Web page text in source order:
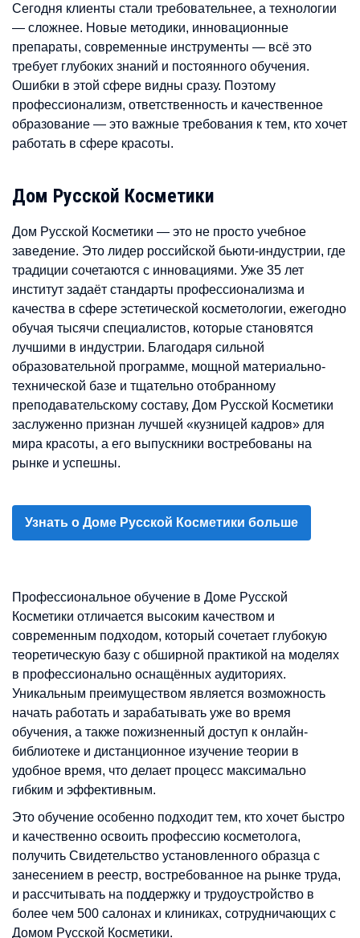
Сегодня клиенты стали требовательнее, а технологии
— сложнее. Новые методики, инновационные
препараты, современные инструменты — всё это
требует глубоких знаний и постоянного обучения.
Ошибки в этой сфере видны сразу. Поэтому
профессионализм, ответственность и качественное
образование — это важные требования к тем, кто хочет
работать в сфере красоты.
Дом Русской Косметики
Дом Русской Косметики — это не просто учебное
заведение. Это лидер российской бьюти-индустрии, где
традиции сочетаются с инновациями. Уже 35 лет
институт задаёт стандарты профессионализма и
качества в сфере эстетической косметологии, ежегодно
обучая тысячи специалистов, которые становятся
лучшими в индустрии. Благодаря сильной
образовательной программе, мощной материально-
технической базе и тщательно отобранному
преподавательскому составу, Дом Русской Косметики
заслуженно признан лучшей «кузницей кадров» для
мира красоты, а его выпускники востребованы на
рынке и успешны.
Узнать о Доме Русской Косметики больше
Профессиональное обучение в Доме Русской
Косметики отличается высоким качеством и
современным подходом, который сочетает глубокую
теоретическую базу с обширной практикой на моделях
в профессионально оснащённых аудиториях.
Уникальным преимуществом является возможность
начать работать и зарабатывать уже во время
обучения, а также пожизненный доступ к онлайн-
библиотеке и дистанционное изучение теории в
удобное время, что делает процесс максимально
гибким и эффективным.
Это обучение особенно подходит тем, кто хочет быстро
и качественно освоить профессию косметолога,
получить Свидетельство установленного образца с
занесением в реестр, востребованное на рынке труда,
и рассчитывать на поддержку и трудоустройство в
более чем 500 салонах и клиниках, сотрудничающих с
Домом Русской Косметики.